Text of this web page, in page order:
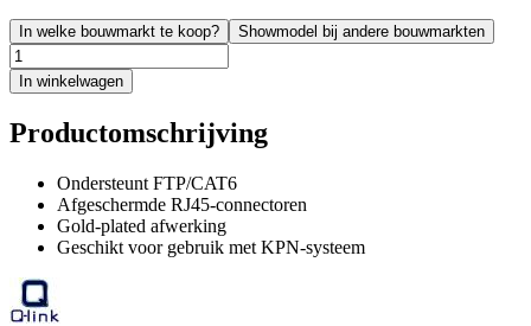
In welke bouwmarkt te koop? Showmodel bij andere bouwmarkten
In winkelwagen
Productomschrijving
Ondersteunt FTP/CAT6
Afgeschermde RJ45-connectoren
Gold-plated afwerking
Geschikt voor gebruik met KPN-systeem